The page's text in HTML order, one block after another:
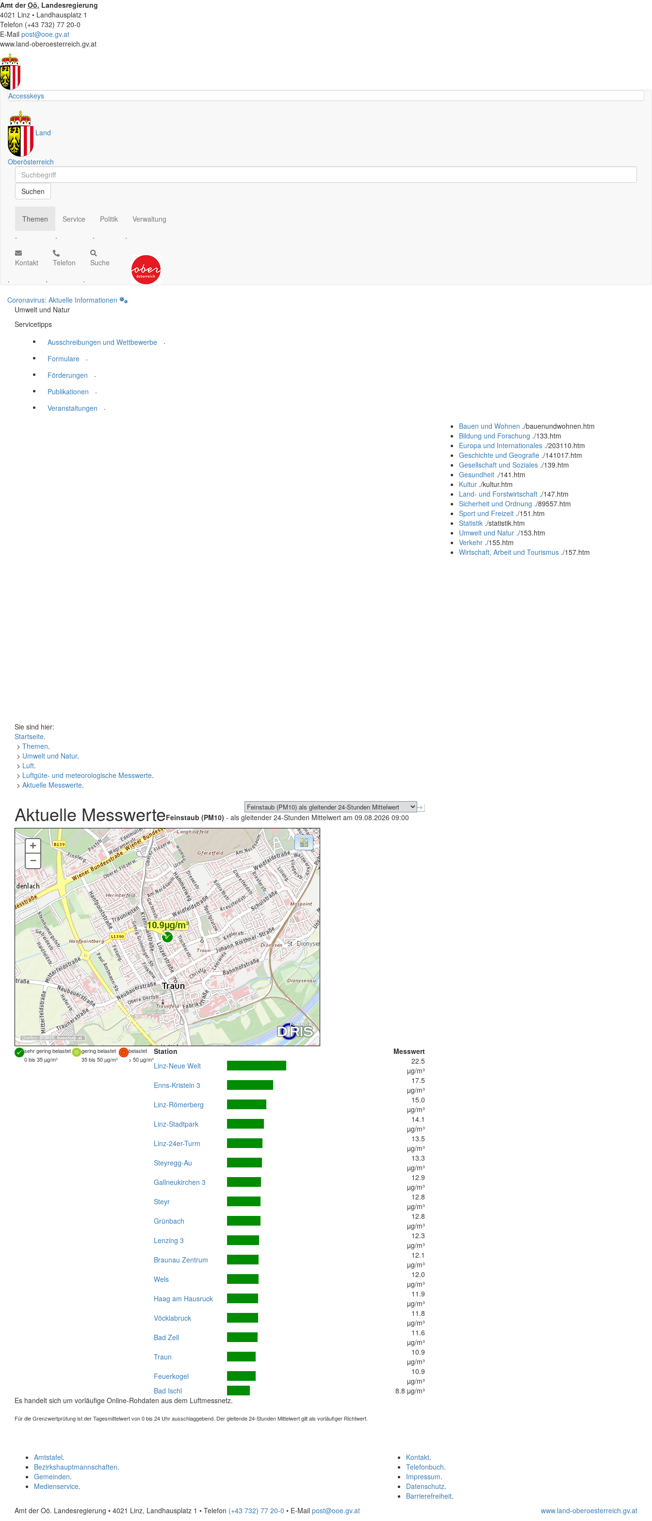
Amt derOö. Landesregierung
4021 Linz • Landhausplatz 1
Telefon (+43 732) 77 20-0
E-Mail post@ooe.gv.at
www.land-oberoesterreich.gv.at
Accesskeys
Land
Oberösterreich
Schnellsuche
Schnellsuche
Suchen
Themen
.
Service
.
Politik
.
Verwaltung
.
Kontakt
.
Telefon
.
Suche
.
Coronavirus: Aktuelle Informationen
Umwelt und Natur
Servicetipps
Ausschreibungen und Wettbewerbe
.
Formulare
.
Förderungen
.
Publikationen
.
Veranstaltungen
.
Bauen und Wohnen ./bauenundwohnen.htm
Bildung und Forschung ./133.htm
Europa und Internationales ./203110.htm
Geschichte und Geografie ./141017.htm
Gesellschaft und Soziales ./139.htm
Gesundheit ./141.htm
Kultur ./kultur.htm
Land- und Forstwirtschaft ./147.htm
Sicherheit und Ordnung ./89557.htm
Sport und Freizeit ./151.htm
Statistik ./statistik.htm
Umwelt und Natur ./153.htm
Verkehr ./155.htm
Wirtschaft, Arbeit und Tourismus ./157.htm
Sie sind hier:
Startseite.
> Themen.
> Umwelt und Natur.
> Luft.
> Luftgüte- und meteorologische Messwerte.
> Aktuelle Messwerte.
Aktuelle MesswerteFeinstaub (PM10) - als gleitender 24-Stunden Mittelwert am 09.08.2026 09:00
Quellen: DORIS, basemap.at
+
–
sehr gering belastet gering belastet
belastet
0 bis 35 µg/m³
35 bis 50 µg/m³ > 50 µg/m³
Station
Messwert
Linz-Neue Welt
22.5
µg/m³
Enns-Kristein 3
17.5
µg/m³
Linz-Römerberg
15.0
µg/m³
Linz-Stadtpark
14.1
µg/m³
Linz-24er-Turm
13.5
µg/m³
Steyregg-Au
13.3
µg/m³
Gallneukirchen 3
12.9
µg/m³
Steyr
12.8
µg/m³
Grünbach
12.8
µg/m³
Lenzing 3
12.3
µg/m³
Braunau Zentrum
12.1
µg/m³
Wels
12.0
µg/m³
Haag am Hausruck
11.9
µg/m³
Vöcklabruck
11.8
µg/m³
Bad Zell
11.6
µg/m³
Traun
10.9
µg/m³
Feuerkogel
10.9
µg/m³
Bad Ischl
8.8 µg/m³
Es handelt sich um vorläufige Online-Rohdaten aus dem Luftmessnetz.
Für die Grenzwertprüfung ist der Tagesmittelwert von 0 bis 24 Uhr ausschlaggebend. Der gleitende 24-Stunden Mittelwert gilt als vorläufiger Richtwert.
Kontakt.
Telefonbuch.
Impressum.
Datenschutz.
Barrierefreiheit.
Amtstafel.
Bezirkshauptmannschaften.
Gemeinden.
Medienservice.
Amt der Oö. Landesregierung • 4021 Linz, Landhausplatz 1 • Telefon (+43 732) 77 20-0 • E-Mail post@ooe.gv.at www.land-oberoesterreich.gv.at